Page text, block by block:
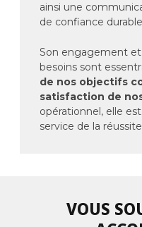
ainsi une
de confiance
Son engagement et
besoins sont
de nos objectifs
satisfaction de
opérationnel, elle
service de la
VOUS